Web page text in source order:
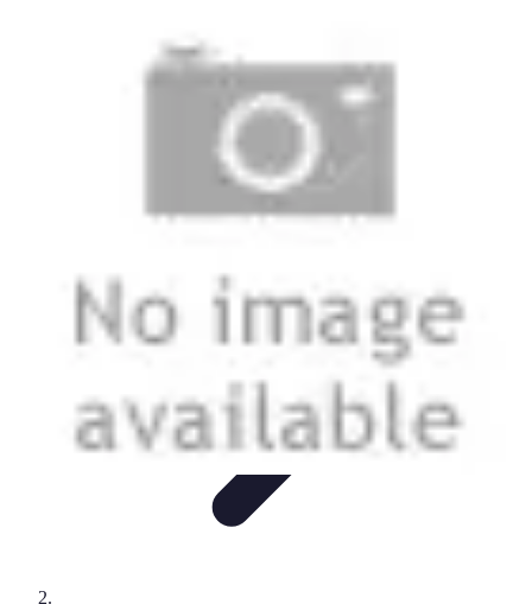
Pianificazione ViaggiSicurezza e Preparazione
Consigli di ViaggioTendenze